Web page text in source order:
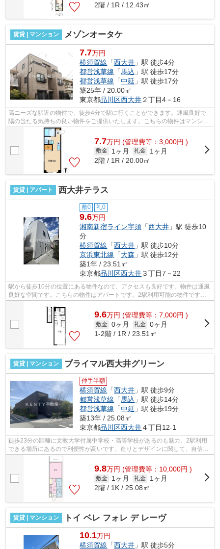
2階 / 1R / 12.43㎡
賃貸 | マンション メゾンオータケ
7.7万円
横須賀線 「西大井 」駅 徒歩4分
都営浅草線 「馬込 」駅 徒歩17分
都営浅草線 「中延 」駅 徒歩17分
築25年 / 20.00㎡
東京都品川区西大井２丁目4－16
高ニーズな駅近の物件で、徒歩4分で駅に行くことができます。通風良好で
陽の当たる気持ちの良い物件をご提供いたします。こちらの物件はマンショ
ンです。駅が周辺に2つあるので行動範...
7.7万円 (管理費等：3,000円 )
敷金 1ヶ月 礼金
1ヶ月
2階 / 1R / 20.00㎡
賃貸 | アパート 西大井テラス
敷0 礼0
9.6万円
湘南新宿ライン宇須 「西大井 」駅 徒歩10
分
横須賀線 「西大井 」駅 徒歩10分
京浜東北線 「大森 」駅 徒歩12分
築1年 / 23.51㎡
東京都品川区西大井３丁目7－22
駅から徒歩10分の位置にある物件なので、アクセスも良好です。物件は通風
良好な空間です。こちらの物件はアパートです。2駅利用可能の物件です。
クレジットカードで初期費用をお支払い...
9.6万円 (管理費等：7,000円 )
敷金 0ヶ月 礼金 0ヶ月
1-2階 / 1R / 23.51㎡
賃貸 | マンション プライマル西大井グリーン
仲手半額
横須賀線 「西大井 」駅 徒歩9分
都営浅草線 「馬込 」駅 徒歩14分
都営浅草線 「中延 」駅 徒歩19分
築13年 / 25.08㎡
東京都品川区西大井４丁目12-1
徒歩23分の距離に文教大学付属中学校・高等学校があるのも魅力。2駅利用
できる場所にあるので利便性が高いです。造りとデザインに関して、自信を
もって情報を提供できるマンションです...
9.8万円 (管理費等：10,000円 )
敷金 1ヶ月 礼金
1ヶ月
2階 / 1K / 25.08㎡
賃貸 | マンション トイ ベレ フォレ デ レーヴ
10.1万円
横須賀線 「西大井 」駅 徒歩5分